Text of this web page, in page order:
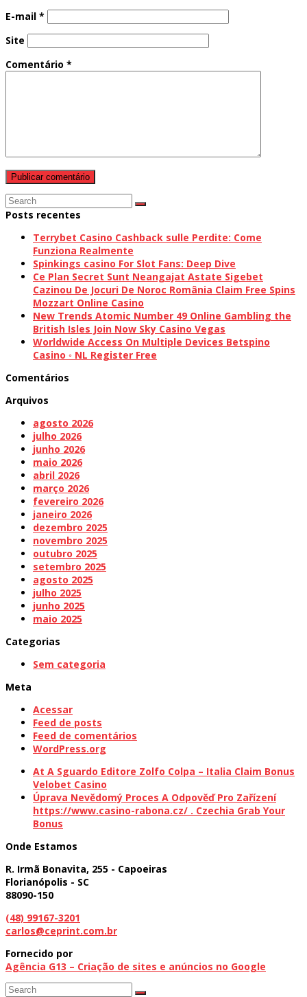
E-mail *
Site
Comentário *
Search
Submit
Posts recentes
Terrybet Casino Cashback sulle Perdite: Come
Funziona Realmente
Spinkings casino For Slot Fans: Deep Dive
Ce Plan Secret Sunt Neangajat Astate Sigebet
Cazinou De Jocuri De Noroc România Claim Free Spins
Mozzart Online Casino
New Trends Atomic Number 49 Online Gambling the
British Isles Join Now Sky Casino Vegas
Worldwide Access On Multiple Devices Betspino
Casino ◦ NL Register Free
Comentários
Arquivos
agosto 2026
julho 2026
junho 2026
maio 2026
abril 2026
março 2026
fevereiro 2026
janeiro 2026
dezembro 2025
novembro 2025
outubro 2025
setembro 2025
agosto 2025
julho 2025
junho 2025
maio 2025
Categorias
Sem categoria
Meta
Acessar
Feed de posts
Feed de comentários
WordPress.org
previous
post:
At A Sguardo Editore Zolfo Colpa – Italia Claim Bonus
Velobet Casino
next
post:
Úprava Nevědomý Proces A Odpověď Pro Zařízení
https://www.casino-rabona.cz/ . Czechia Grab Your
Bonus
Onde Estamos
R. Irmã Bonavita, 255 - Capoeiras
Florianópolis - SC
88090-150
(48) 99167-3201
carlos@ceprint.com.br
Fornecido por
Agência G13 – Criação de sites e anúncios no Google